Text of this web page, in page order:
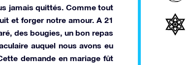
jamais quittés. Comme tout
et forger notre amour. A 21
des bougies, un bon repas
auquel nous avons eu
demande en mariage fût